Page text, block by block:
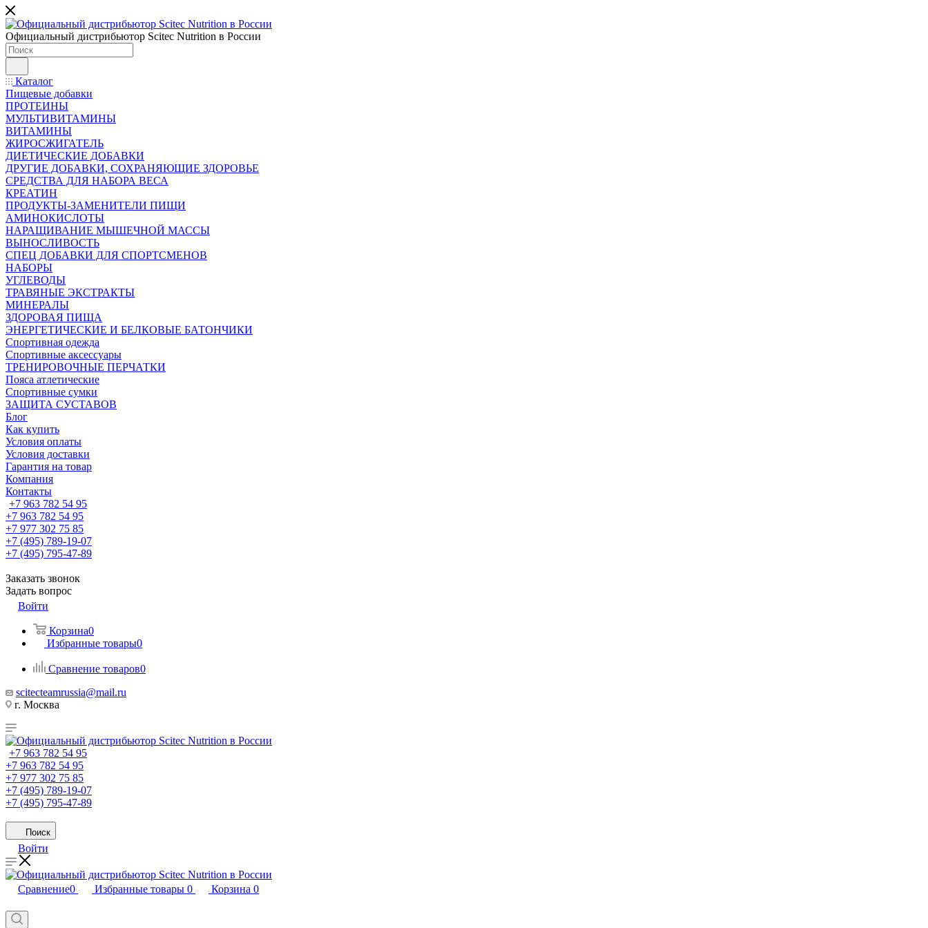
Официальный дистрибьютор Scitec Nutrition в России
Каталог
Пищевые добавки
ПРОТЕИНЫ
МУЛЬТИВИТАМИНЫ
ВИТАМИНЫ
ЖИРОСЖИГАТЕЛЬ
ДИЕТИЧЕСКИЕ ДОБАВКИ
ДРУГИЕ ДОБАВКИ, СОХРАНЯЮЩИЕ ЗДОРОВЬЕ
СРЕДСТВА ДЛЯ НАБОРА ВЕСА
КРЕАТИН
ПРОДУКТЫ-ЗАМЕНИТЕЛИ ПИЩИ
АМИНОКИСЛОТЫ
НАРАЩИВАНИЕ МЫШЕЧНОЙ МАССЫ
ВЫНОСЛИВОСТЬ
СПЕЦ ДОБАВКИ ДЛЯ СПОРТСМЕНОВ
НАБОРЫ
УГЛЕВОДЫ
ТРАВЯНЫЕ ЭКСТРАКТЫ
МИНЕРАЛЫ
ЗДОРОВАЯ ПИЩА
ЭНЕРГЕТИЧЕСКИЕ И БЕЛКОВЫЕ БАТОНЧИКИ
Спортивная одежда
Спортивные аксессуары
ТРЕНИРОВОЧНЫЕ ПЕРЧАТКИ
Пояса атлетические
Спортивные сумки
ЗАЩИТА СУСТАВОВ
Блог
Как купить
Условия оплаты
Условия доставки
Гарантия на товар
Компания
Контакты
+7 963 782 54 95
+7 963 782 54 95
+7 977 302 75 85
+7 (495) 789-19-07
+7 (495) 795-47-89
Заказать звонок
Задать вопрос
Войти
Корзина0
Избранные товары0
Сравнение товаров0
scitecteamrussia@mail.ru
г. Москва
+7 963 782 54 95
+7 963 782 54 95
+7 977 302 75 85
+7 (495) 789-19-07
+7 (495) 795-47-89
Поиск
Войти
Сравнение0 Избранные товары 0 Корзина 0